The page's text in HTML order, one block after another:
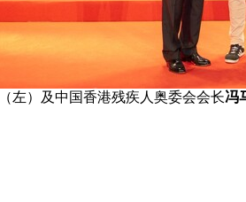
（左）及中国香港残疾人奥委会会长冯